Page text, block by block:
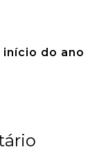
do ano